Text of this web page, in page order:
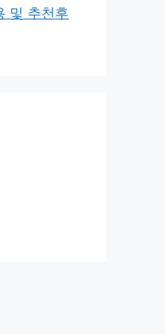
및 추천후